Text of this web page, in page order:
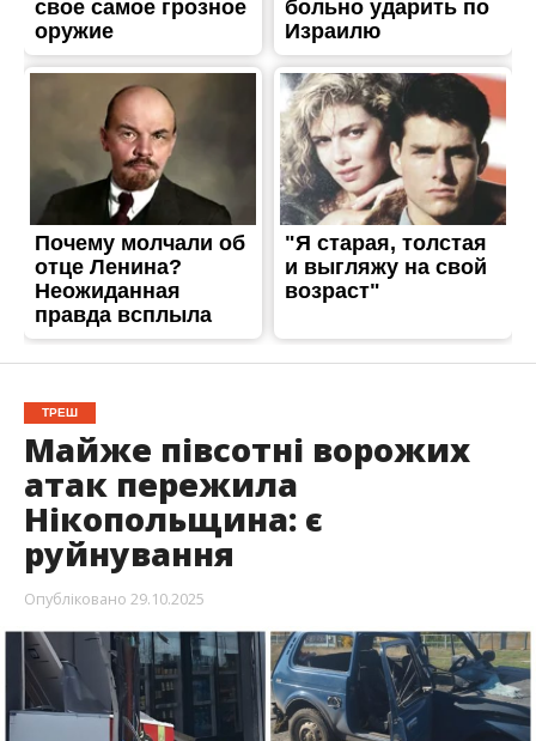
ТРЕШ
Майже півсотні ворожих
атак пережила
Нікопольщина: є
руйнування
Опубліковано 29.10.2025